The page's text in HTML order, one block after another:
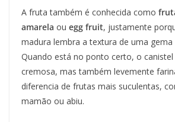
A fruta também é conhecida como
amarela ou egg fruit, justamente
madura lembra a textura de uma gema
Quando está no ponto certo, o
cremosa, mas também levemente
diferencia de frutas mais suculentas,
mamão ou abiu.